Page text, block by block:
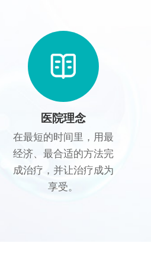
医院理念
在最短的时间里，用最
经济、最合适的方法完
成治疗，并让治疗成为
享受。